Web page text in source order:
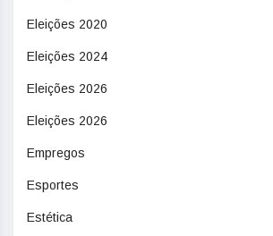
Eleições 2020
Eleições 2024
Eleições 2026
Eleições 2026
Empregos
Esportes
Estética